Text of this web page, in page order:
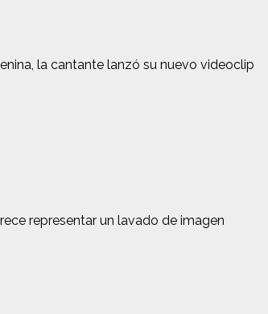
la cantante lanzó su nuevo videoclip
representar un lavado de imagen